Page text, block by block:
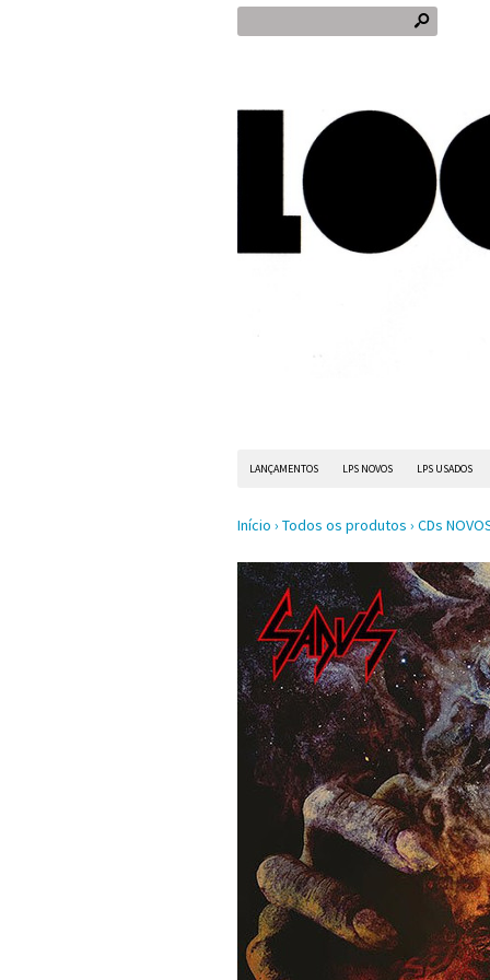
s
LANÇAMENTOS LPS NOVOS LPS USADOS
Início › Todos os produtos › CDs